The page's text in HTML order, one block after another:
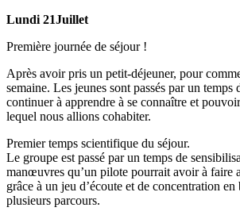
Lundi 21Juillet
Première journée de séjour !
Après avoir pris un petit-déjeuner, pour
semaine. Les jeunes sont passés par un
continuer à apprendre à se connaître et
lequel nous allions cohabiter.
Premier temps scientifique du séjour.
Le groupe est passé par un temps de
manœuvres qu’un pilote pourrait avoir à faire
grâce à un jeu d’écoute et de concentration en
plusieurs parcours.